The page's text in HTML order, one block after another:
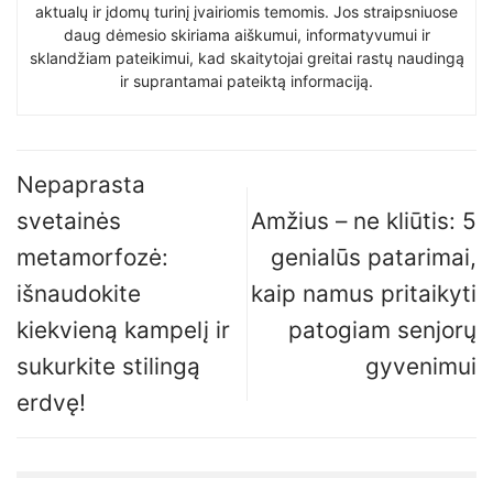
aktualų ir įdomų turinį įvairiomis temomis. Jos straipsniuose
daug dėmesio skiriama aiškumui, informatyvumui ir
sklandžiam pateikimui, kad skaitytojai greitai rastų naudingą
ir suprantamai pateiktą informaciją.
Nepaprasta
svetainės
metamorfozė:
išnaudokite
kiekvieną kampelį ir
sukurkite stilingą
erdvę!
Amžius – ne kliūtis: 5
genialūs patarimai,
kaip namus pritaikyti
patogiam senjorų
gyvenimui